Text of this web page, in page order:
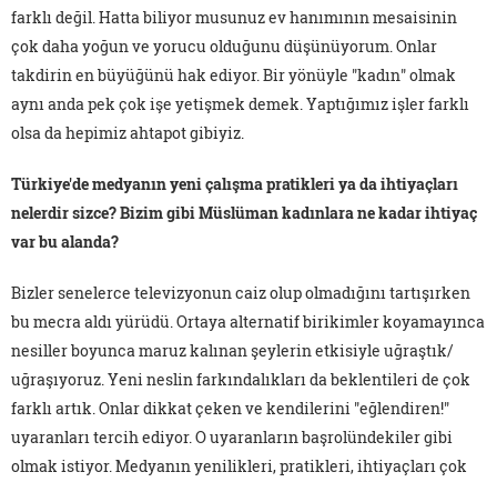
farklı değil. Hatta biliyor musunuz ev hanımının mesaisinin
çok daha yoğun ve yorucu olduğunu düşünüyorum. Onlar
takdirin en büyüğünü hak ediyor. Bir yönüyle "kadın" olmak
aynı anda pek çok işe yetişmek demek. Yaptığımız işler farklı
olsa da hepimiz ahtapot gibiyiz.
Türkiye'de medyanın yeni çalışma pratikleri ya da ihtiyaçları
nelerdir sizce? Bizim gibi Müslüman kadınlara ne kadar ihtiyaç
var bu alanda?
Bizler senelerce televizyonun caiz olup olmadığını tartışırken
bu mecra aldı yürüdü. Ortaya alternatif birikimler koyamayınca
nesiller boyunca maruz kalınan şeylerin etkisiyle uğraştık/
uğraşıyoruz. Yeni neslin farkındalıkları da beklentileri de çok
farklı artık. Onlar dikkat çeken ve kendilerini "eğlendiren!"
uyaranları tercih ediyor. O uyaranların başrolündekiler gibi
olmak istiyor. Medyanın yenilikleri, pratikleri, ihtiyaçları çok